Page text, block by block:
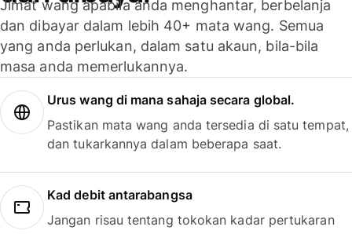
Jimat wang apabila anda menghantar, berbelanja
dan dibayar dalam lebih 40+ mata wang. Semua
yang anda perlukan, dalam satu akaun, bila-bila
masa anda memerlukannya.
Urus wang di mana sahaja secara global.
Pastikan mata wang anda tersedia di satu tempat,
dan tukarkannya dalam beberapa saat.
Kad debit antarabangsa
Jangan risau tentang tokokan kadar pertukaran